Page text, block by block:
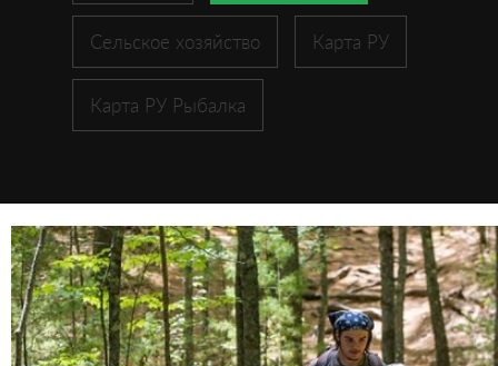
Сельское хозяйство Карта РУ
Карта РУ Рыбалка